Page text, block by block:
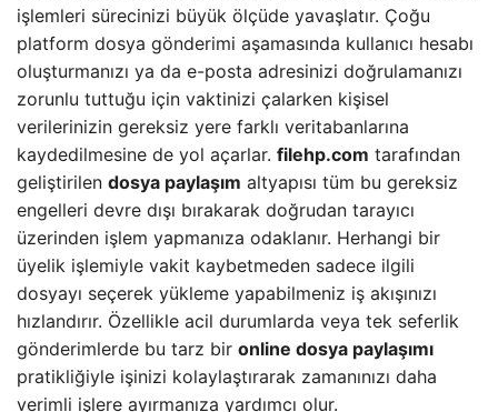
işlemleri sürecinizi büyük ölçüde yavaşlatır. Çoğu
platform dosya gönderimi aşamasında kullanıcı hesabı
oluşturmanızı ya da e-posta adresinizi doğrulamanızı
zorunlu tuttuğu için vaktinizi çalarken kişisel
verilerinizin gereksiz yere farklı veritabanlarına
kaydedilmesine de yol açarlar. filehp.com tarafından
geliştirilen dosya paylaşım altyapısı tüm bu gereksiz
engelleri devre dışı bırakarak doğrudan tarayıcı
üzerinden işlem yapmanıza odaklanır. Herhangi bir
üyelik işlemiyle vakit kaybetmeden sadece ilgili
dosyayı seçerek yükleme yapabilmeniz iş akışınızı
hızlandırır. Özellikle acil durumlarda veya tek seferlik
gönderimlerde bu tarz bir online dosya paylaşımı
pratikliğiyle işinizi kolaylaştırarak zamanınızı daha
verimli işlere ayırmanıza yardımcı olur.